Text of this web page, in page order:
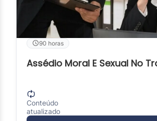
90 horas
Assédio Moral E Sexual No
Conteúdo
atualizado